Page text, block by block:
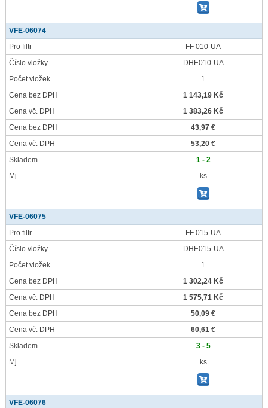
VFE-06074
Pro filtr
FF 010-UA
Číslo vložky
DHE010-UA
Počet vložek
1
Cena bez DPH
1 143,19 Kč
Cena vč. DPH
1 383,26 Kč
Cena bez DPH
43,97 €
Cena vč. DPH
53,20 €
Skladem
1 - 2
Mj
ks
VFE-06075
Pro filtr
FF 015-UA
Číslo vložky
DHE015-UA
Počet vložek
1
Cena bez DPH
1 302,24 Kč
Cena vč. DPH
1 575,71 Kč
Cena bez DPH
50,09 €
Cena vč. DPH
60,61 €
Skladem
3 - 5
Mj
ks
VFE-06076